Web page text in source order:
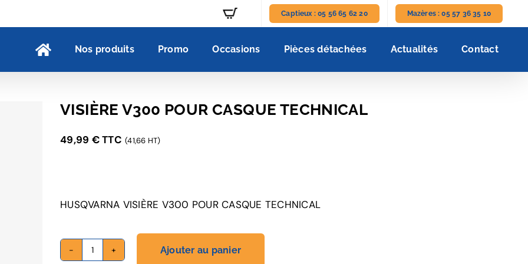
Captieux : 05 56 65 62 20 Mazères : 05 57 36 35 10
Nos produits Promo Occasions Pièces détachées Actualités Contact
VISIÈRE V300 POUR CASQUE TECHNICAL
49,99 €TTC (41,66 HT)
HUSQVARNA VISIÈRE V300 POUR CASQUE TECHNICAL
quantité
Ajouter au panier